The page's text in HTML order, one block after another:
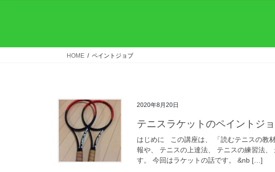
HOME ペイントジョブ
2020年8月20日
テニスラケットのペイントジ
はじめに この講座は、 「読むテニスの教
報や、 テニスの上達法、 テニスの練習法
す。 今回はラケットの話です。 &nb […]